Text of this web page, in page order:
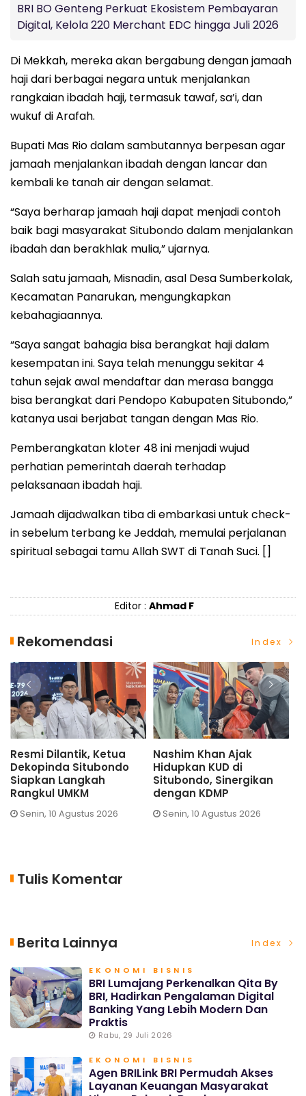
BRI BO Genteng Perkuat Ekosistem Pembayaran
Digital, Kelola 220 Merchant EDC hingga Juli 2026
Di Mekkah, mereka akan bergabung dengan jamaah
haji dari berbagai negara untuk menjalankan
rangkaian ibadah haji, termasuk tawaf, sa’i, dan
wukuf di Arafah.
Bupati Mas Rio dalam sambutannya berpesan agar
jamaah menjalankan ibadah dengan lancar dan
kembali ke tanah air dengan selamat.
“Saya berharap jamaah haji dapat menjadi contoh
baik bagi masyarakat Situbondo dalam menjalankan
ibadah dan berakhlak mulia,” ujarnya.
Salah satu jamaah, Misnadin, asal Desa Sumberkolak,
Kecamatan Panarukan, mengungkapkan
kebahagiaannya.
“Saya sangat bahagia bisa berangkat haji dalam
kesempatan ini. Saya telah menunggu sekitar 4
tahun sejak awal mendaftar dan merasa bangga
bisa berangkat dari Pendopo Kabupaten Situbondo,”
katanya usai berjabat tangan dengan Mas Rio.
Pemberangkatan kloter 48 ini menjadi wujud
perhatian pemerintah daerah terhadap
pelaksanaan ibadah haji.
Jamaah dijadwalkan tiba di embarkasi untuk check-
in sebelum terbang ke Jeddah, memulai perjalanan
spiritual sebagai tamu Allah SWT di Tanah Suci. []
Editor : Ahmad F
Rekomendasi Index
Khan Ajak
KUD di
Sinergikan
KDMP
10 Agustus 2026
Mas Rio Ajak Dekopinda
Rangkul UMKM, Jadikan
Koperasi Soko Guru
Ekonomi Situbondo
Senin, 10 Agustus 2026
Tulis Komentar
Berita Lainnya Index
EKONOMI BISNIS
BRI Lumajang Perkenalkan Qita By
BRI, Hadirkan Pengalaman Digital
Banking Yang Lebih Modern Dan
Praktis
Rabu, 29 Juli 2026
EKONOMI BISNIS
Agen BRILink BRI Permudah Akses
Layanan Keuangan Masyarakat